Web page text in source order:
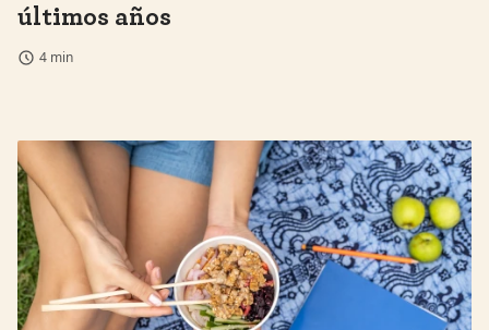
últimos años
4 min